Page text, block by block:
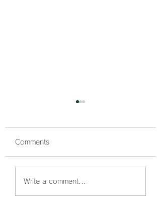
鰤狙い撃ちでボッコボ
コ🐟
Comments
Write a comment...